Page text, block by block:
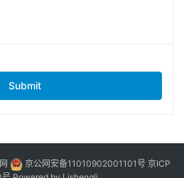
Submit
京公网安备11010902001101号 京ICP